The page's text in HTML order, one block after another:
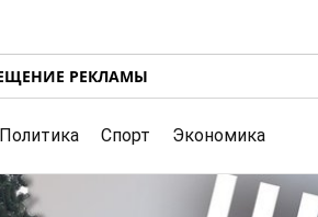
РЕКЛАМЫ
Политика Спорт Экономика